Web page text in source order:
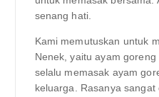
senang hati.
Kami memutuskan untuk
Nenek, yaitu ayam
selalu memasak ayam
keluarga. Rasanya